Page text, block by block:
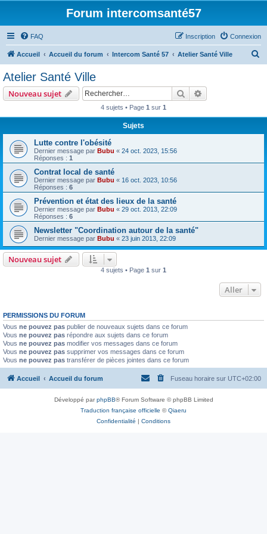
Forum intercomsanté57
FAQ Connexion
Inscription
Accueil Accueil du forum Intercom Santé 57 Atelier Santé Ville
Atelier Santé Ville
Nouveau sujet Rechercher
4 sujets • Page 1 sur 1
Sujets
Lutte contre l'obésité
Dernier message par Bubu « 24 oct. 2023, 15:56
Réponses : 1
Contrat local de santé
Dernier message par Bubu « 16 oct. 2023, 10:56
Réponses : 6
Prévention et état des lieux de la santé
Dernier message par Bubu « 29 oct. 2013, 22:09
Réponses : 6
Newsletter "Coordination autour de la santé"
Dernier message par Bubu « 23 juin 2013, 22:09
Nouveau sujet
4 sujets • Page 1 sur 1
Aller
PERMISSIONS DU FORUM
Vous ne pouvez pas publier de nouveaux sujets dans ce forum
Vous ne pouvez pas répondre aux sujets dans ce forum
Vous ne pouvez pas modifier vos messages dans ce forum
Vous ne pouvez pas supprimer vos messages dans ce forum
Vous ne pouvez pas transférer de pièces jointes dans ce forum
Accueil Accueil du forum Fuseau horaire sur UTC+02:00
Développé parphpBB® Forum Software © phpBB Limited
Traduction française officielle ©Qiaeru
Confidentialité | Conditions